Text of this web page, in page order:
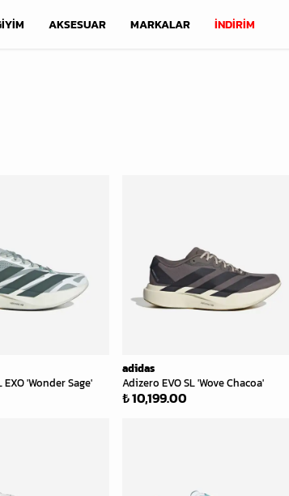
AKSESUAR MARKALAR İNDİRİM
EXO 'Wonder Sage'
adidas
Adizero EVO SL 'Wove Chacoa'
₺ 10,199.00